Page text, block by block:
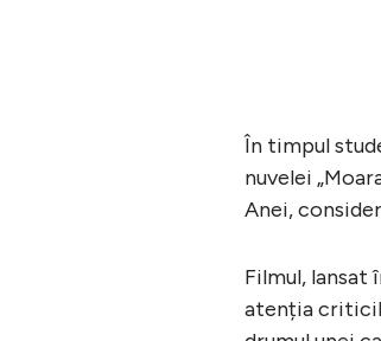
În timpul
nuvelei
Anei,
Filmul, lansat
atenția